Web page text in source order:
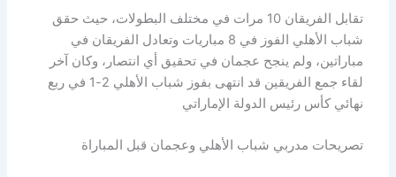
تقابل الفريقان 10 مرات في مختلف البطولات، حيث حقق
شباب الأهلي الفوز في 8 مباريات وتعادل الفريقان في
مباراتين، ولم ينجح عجمان في تحقيق أي انتصار، وكان آخر
لقاء جمع الفريقين قد انتهى بفوز شباب الأهلي 2-1 في ربع
نهائي كأس رئيس الدولة الإماراتي
تصريحات مدربي شباب الأهلي وعجمان قبل المباراة